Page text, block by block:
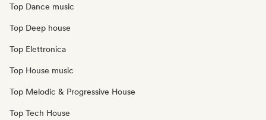
Top Dance music
Top Deep house
Top Elettronica
Top House music
Top Melodic & Progressive House
Top Tech House